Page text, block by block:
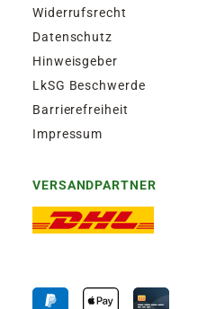
Widerrufsrecht
Datenschutz
Hinweisgeber
LkSG Beschwerde
Barrierefreiheit
Impressum
VERSANDPARTNER